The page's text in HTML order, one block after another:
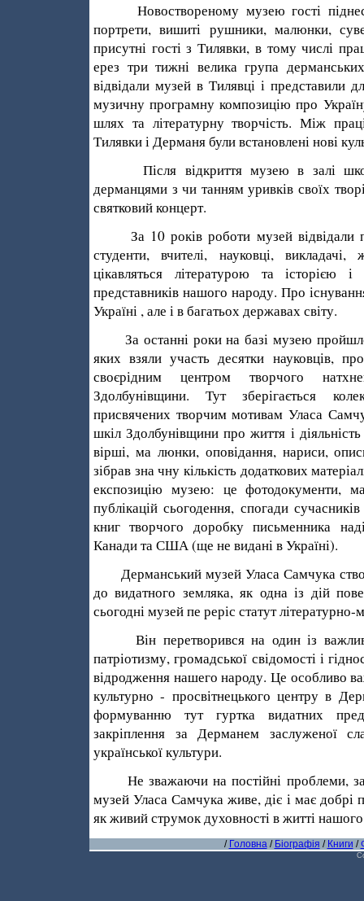
Новоствореному музею гості
портрети, вишиті рушники, малюнки,
присутні гості з Тилявки, в тому числі
ерез три тижні велика група
відвідали музей в Тилявці і представили
музичну програмну композицію про
шлях та літературну творчість. Між
Тилявки і Дерманя були встановлені нові
Після відкриття музею в залі
дерманцями з чи танням уривків своїх
святковий концерт.
За 10 років роботи музей відвідали
студенти, вчителі, науковці,
цікавляться літературою та історією
представників нашого народу. Про
Україні , але і в багатьох державах світу.
За останні роки на базі музею пройшло
яких взяли участь десятки науковців,
своєрідним центром творчого
Здолбунівщини. Тут зберігається
присвячених творчим мотивам Уласа
шкіл Здолбунівщини про життя і
вірші, ма люнки, оповідання, нариси,
зібрав зна чну кількість додаткових
експозицію музею: це фотодокументи,
публікацій сьогодення, спогади
книг творчого доробку письменника
Канади та США (ще не видані в Україні).
Дерманський музей Уласа Самчука
до видатного земляка, як одна із дій
сьогодні музей пе реріс статут
Він перетворився на один із
патріотизму, громадської свідомості і
відродження нашего народу. Це особливо
культурно - просвітнецького центру в
формуванню тут гуртка видатних
закріплення за Дерманем заслуженої
української культури.
Не зважаючи на постійні проблеми, за­
музей Уласа Самчука живе, діє і має добрі
як живий струмок духовності в житті
/ Головна/ Біографія / Книги /